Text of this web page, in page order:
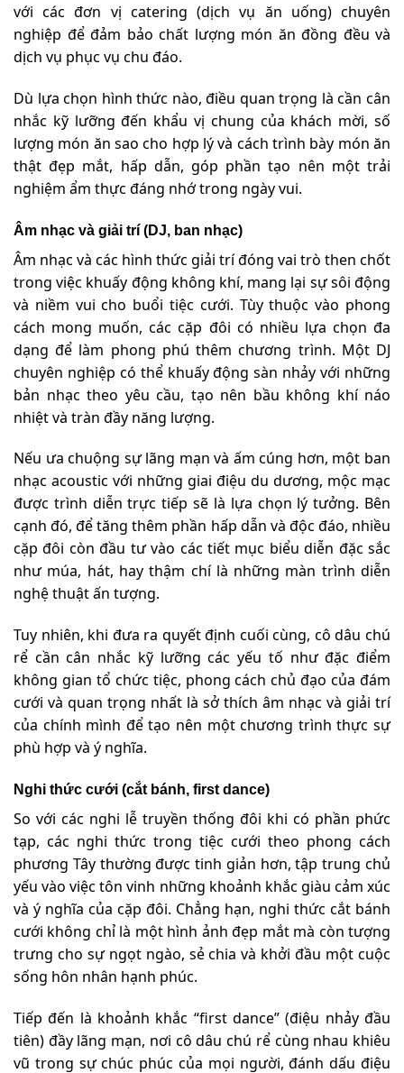
với các đơn vị catering (dịch vụ ăn uống) chuyên
nghiệp để đảm bảo chất lượng món ăn đồng đều và
dịch vụ phục vụ chu đáo.
Dù lựa chọn hình thức nào, điều quan trọng là cần cân
nhắc kỹ lưỡng đến khẩu vị chung của khách mời, số
lượng món ăn sao cho hợp lý và cách trình bày món ăn
thật đẹp mắt, hấp dẫn, góp phần tạo nên một trải
nghiệm ẩm thực đáng nhớ trong ngày vui.
Âm nhạc và giải trí (DJ, ban nhạc)
Âm nhạc và các hình thức giải trí đóng vai trò then chốt
trong việc khuấy động không khí, mang lại sự sôi động
và niềm vui cho buổi tiệc cưới. Tùy thuộc vào phong
cách mong muốn, các cặp đôi có nhiều lựa chọn đa
dạng để làm phong phú thêm chương trình. Một DJ
chuyên nghiệp có thể khuấy động sàn nhảy với những
bản nhạc theo yêu cầu, tạo nên bầu không khí náo
nhiệt và tràn đầy năng lượng.
Nếu ưa chuộng sự lãng mạn và ấm cúng hơn, một ban
nhạc acoustic với những giai điệu du dương, mộc mạc
được trình diễn trực tiếp sẽ là lựa chọn lý tưởng. Bên
cạnh đó, để tăng thêm phần hấp dẫn và độc đáo, nhiều
cặp đôi còn đầu tư vào các tiết mục biểu diễn đặc sắc
như múa, hát, hay thậm chí là những màn trình diễn
nghệ thuật ấn tượng.
Tuy nhiên, khi đưa ra quyết định cuối cùng, cô dâu chú
rể cần cân nhắc kỹ lưỡng các yếu tố như đặc điểm
không gian tổ chức tiệc, phong cách chủ đạo của đám
cưới và quan trọng nhất là sở thích âm nhạc và giải trí
của chính mình để tạo nên một chương trình thực sự
phù hợp và ý nghĩa.
Nghi thức cưới (cắt bánh, first dance)
So với các nghi lễ truyền thống đôi khi có phần phức
tạp, các nghi thức trong tiệc cưới theo phong cách
phương Tây thường được tinh giản hơn, tập trung chủ
yếu vào việc tôn vinh những khoảnh khắc giàu cảm xúc
và ý nghĩa của cặp đôi. Chẳng hạn, nghi thức cắt bánh
cưới không chỉ là một hình ảnh đẹp mắt mà còn tượng
trưng cho sự ngọt ngào, sẻ chia và khởi đầu một cuộc
sống hôn nhân hạnh phúc.
Tiếp đến là khoảnh khắc “first dance” (điệu nhảy đầu
tiên) đầy lãng mạn, nơi cô dâu chú rể cùng nhau khiêu
vũ trong sự chúc phúc của mọi người, đánh dấu điệu